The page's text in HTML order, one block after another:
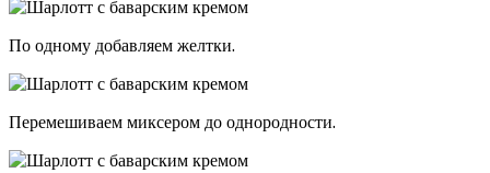
По одному добавляем желтки.
Перемешиваем миксером до однородности.